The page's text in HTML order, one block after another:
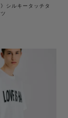
シルキータッチタ